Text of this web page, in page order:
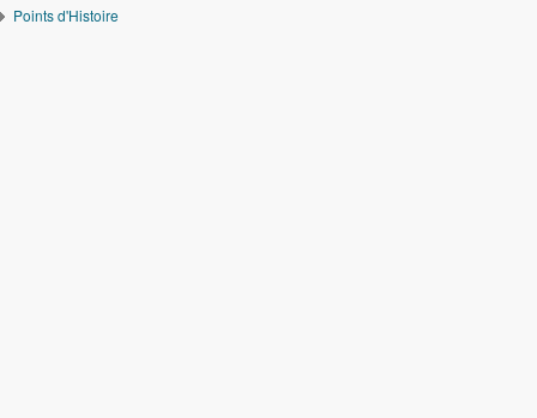
Points d'Histoire